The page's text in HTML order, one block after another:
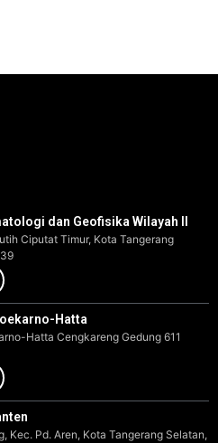
dan Geofisika Wilayah II
Ciputat Timur, Kota Tangerang
Hatta
Hatta Cengkareng Gedung 611
Kec. Pd. Aren, Kota Tangerang Selatan,